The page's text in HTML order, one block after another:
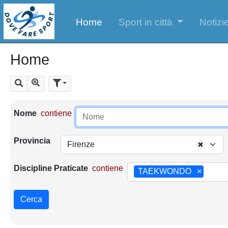
Home Sport in città
Home
Cerca Mostra tutti i risultati
Parametri di ricerca
Nome contiene
Provincia Firenze
Discipline Praticate contiene ×
TAEKWONDO
Cerca